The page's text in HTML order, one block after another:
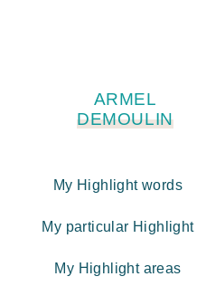
ARMEL
DEMOULIN
My Highlight words
My particular Highlight
My Highlight areas